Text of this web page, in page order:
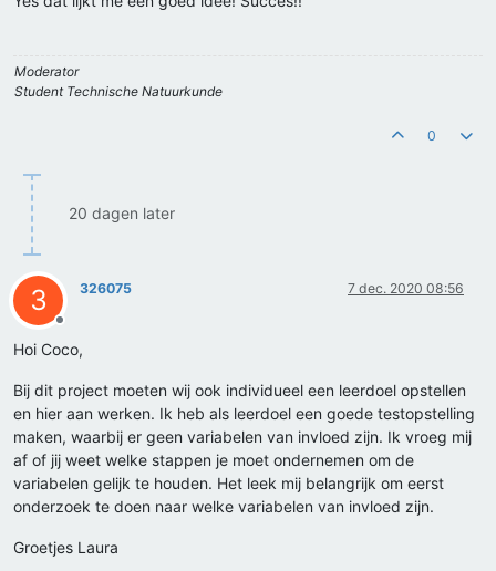
Moderator
Student Technische Natuurkunde
0
20 dagen later
3
Offline
326075 7 dec. 2020 08:56
Hoi Coco,
Bij dit project moeten wij ook individueel een leerdoel opstellen
en hier aan werken. Ik heb als leerdoel een goede testopstelling
maken, waarbij er geen variabelen van invloed zijn. Ik vroeg mij
af of jij weet welke stappen je moet ondernemen om de
variabelen gelijk te houden. Het leek mij belangrijk om eerst
onderzoek te doen naar welke variabelen van invloed zijn.
Groetjes Laura